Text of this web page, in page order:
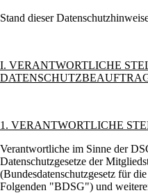
Stand dieser
I. VERANTWORTLICHE
1. VERANTWORTLICHE
Verantwortliche im Sinne der
Datenschutzgesetze der
(Bundesdatenschutzgesetz für
Folgenden
BDSG ) und